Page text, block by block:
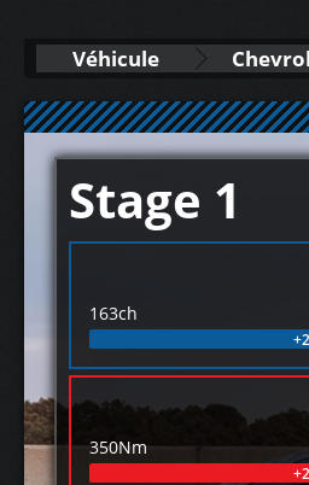
Véhicule
Stage 1
163ch
350Nm